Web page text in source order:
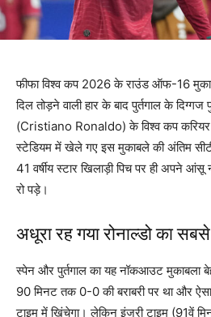
फीफा विश्व कप 2026 के राउंड ऑफ-16
दिल तोड़ने वाली हार के बाद पुर्तगाल के दिग्गज
(Cristiano Ronaldo) के विश्व कप करियर
स्टेडियम में खेले गए इस मुकाबले की अंतिम
41 वर्षीय स्टार खिलाड़ी पिच पर ही अपने
रो पड़े।
अधूरा रह गया रोनाल्डो का
स्पेन और पुर्तगाल का यह नॉकआउट मुकाबला
90 मिनट तक 0-0 की बराबरी पर था और
टाइम में खिंचेगा। लेकिन इंजरी टाइम (91वें